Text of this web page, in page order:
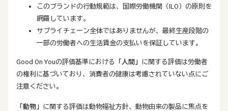
このブランドの行動規範は、国際労働機関（ILO）の原則を
網羅しています。
サプライチェーン全体ではありませんが、最終生産段階の
一部の労働者への生活賃金の支払いを保証しています。
Good On Youの評価基準における 「人間」
に関する評価は労働者
の権利に基づいており、消費者の健康は考慮されていない点にご
注意ください。
「動物」
に関する評価は動物福祉方針、動物由来の製品に焦点を